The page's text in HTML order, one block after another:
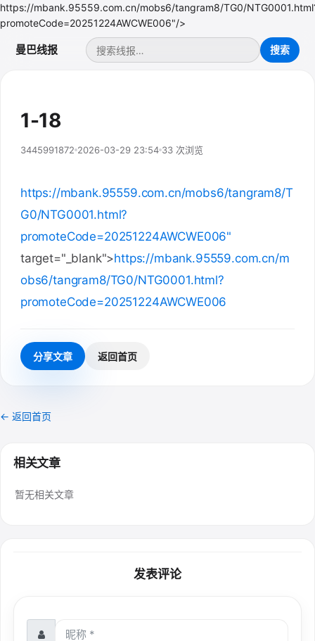
https://mbank.95559.com.cn/mobs6/tangram8/TG0/
promoteCode=20251224AWCWE006"/>
曼巴线报
1-18
3445991872 2026-03-29 23:54 33 次浏览
https://mbank.95559.com.cn/mobs6/tangram8/T
G0/NTG0001.html?
promoteCode=20251224AWCWE006"
target="_blank">https://mbank.95559.com.cn/m
obs6/tangram8/TG0/NTG0001.html?
promoteCode=20251224AWCWE006
分享文章 返回首页
← 返回首页
相关文章
暂无相关文章
发表评论